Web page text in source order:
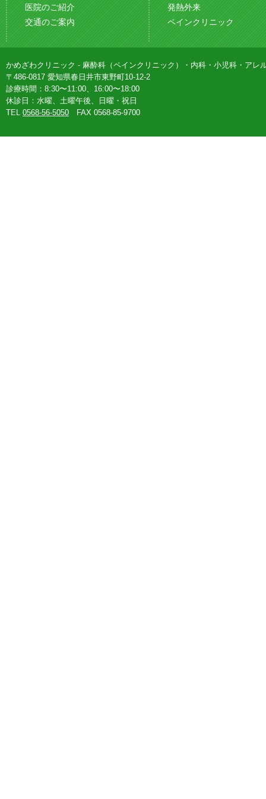
医院のご紹介
交通のご案内
発熱外来
ペインクリニック
かめざわクリニック - 麻酔科（ペインクリニック）・内科・小児科・アレ
〒486-0817 愛知県春日井市東野町10-12-2
診療時間：8:30〜11:00、16:00〜18:00
休診日：水曜、土曜午後、日曜・祝日
TEL 0568-56-5050 FAX 0568-85-9700